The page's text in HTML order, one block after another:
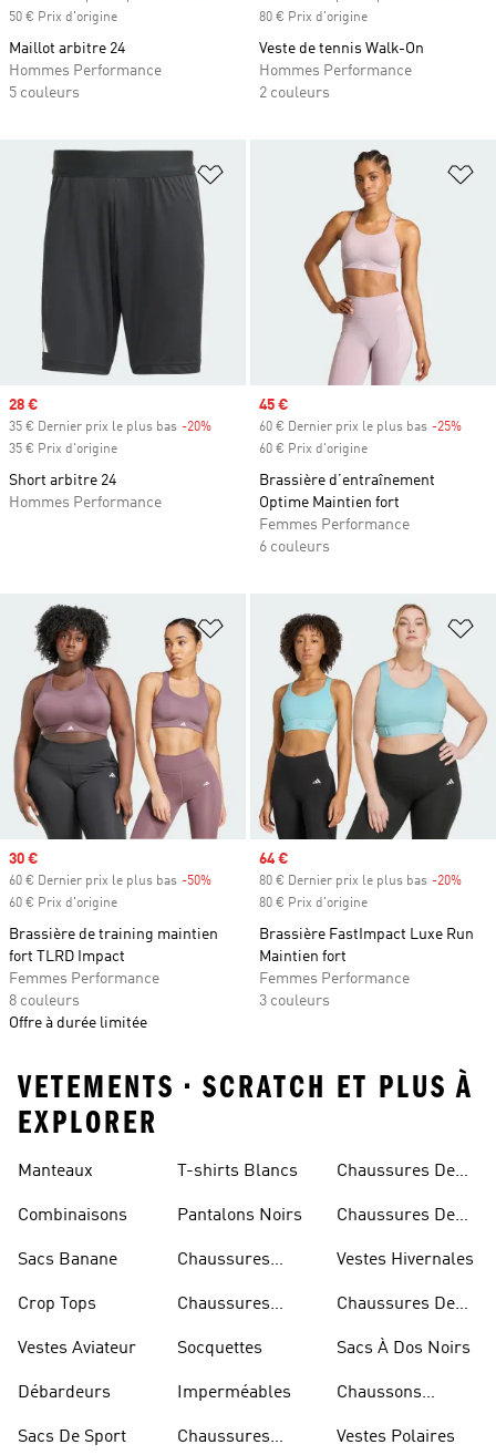
50 € Prix d'origine
Maillot arbitre 24
Hommes Performance
5 couleurs
80 € Prix d'origine
Veste de tennis Walk-On
Hommes Performance
2 couleurs
Ajouter à la Liste de produits
Prix soldé
28 €
35 € Dernier prix le plus bas -20%
35 € Prix d'origine
Short arbitre 24
Hommes Performance
Prix soldé
45 €
60 € Dernier prix le plus bas -25%
60 € Prix d'origine
Brassière d’entraînement
Optime Maintien fort
Femmes Performance
6 couleurs
Ajouter à la Liste de produits
Prix soldé
30 €
60 € Dernier prix le plus bas -50%
60 € Prix d'origine
Brassière de training maintien
fort TLRD Impact
Femmes Performance
8 couleurs
Offre à durée limitée
Prix soldé
64 €
80 € Dernier prix le plus bas -20%
80 € Prix d'origine
Brassière FastImpact Luxe Run
Maintien fort
Femmes Performance
3 couleurs
VETEMENTS • SCRATCH ET PLUS À
EXPLORER
Manteaux
Combinaisons
Sacs Banane
Crop Tops
Vestes Aviateur
Débardeurs
Sacs De Sport
T-shirts Blancs
Pantalons Noirs
Chaussures
Chaussures
Socquettes
Imperméables
Chaussures
Chaussures De
Chaussures De
Vestes Hivernales
Chaussures De
Sacs À Dos Noirs
Chaussons
Vestes Polaires